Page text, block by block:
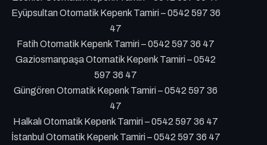
Eyüpsultan Otomatik Kepenk Tamiri – 0542 597 36
47
Fatih Otomatik Kepenk Tamiri – 0542 597 36 47
Gaziosmanpaşa Otomatik Kepenk Tamiri – 0542
597 36 47
Güngören Otomatik Kepenk Tamiri – 0542 597 36
47
Halkalı Otomatik Kepenk Tamiri – 0542 597 36 47
İstanbul Otomatik Kepenk Tamiri – 0542 597 36 47